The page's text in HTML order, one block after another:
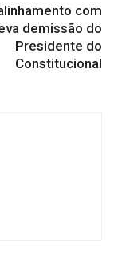
com
demissão do
Presidente do
Constitucional